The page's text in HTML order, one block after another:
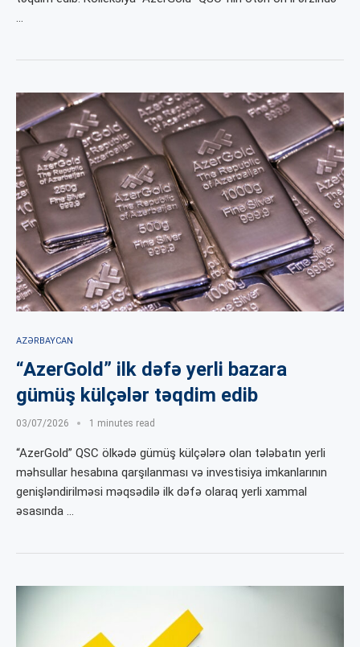
…
AZƏRBAYCAN
“AzerGold” ilk dəfə yerli bazara
gümüş külçələr təqdim edib
03/07/2026 1 minutes read
“AzerGold” QSC ölkədə gümüş külçələrə olan tələbatın yerli
məhsullar hesabına qarşılanması və investisiya imkanlarının
genişləndirilməsi məqsədilə ilk dəfə olaraq yerli xammal
əsasında …